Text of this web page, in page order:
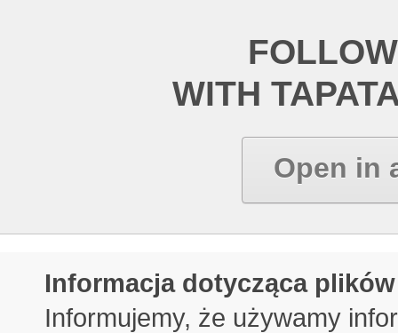
WITH
Open in
Informacja dotycząca
Informujemy, że używamy